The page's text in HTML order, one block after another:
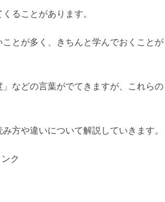
ることがあります。
とが多く、きちんと学んでおくことが
などの言葉がでてきますが、これらの
方や違いについて解説していきます。
ク